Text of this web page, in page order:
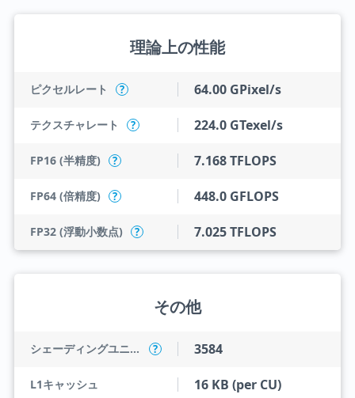
理論上の性能
ピクセルレート ? 64.00 GPixel/s
テクスチャレート ? 224.0 GTexel/s
FP16 (半精度) ? 7.168 TFLOPS
FP64 (倍精度) ? 448.0 GFLOPS
FP32 (浮動小数点) ? 7.025 TFLOPS
その他
シェーディングユニット ? 3584
L1キャッシュ 16 KB (per CU)